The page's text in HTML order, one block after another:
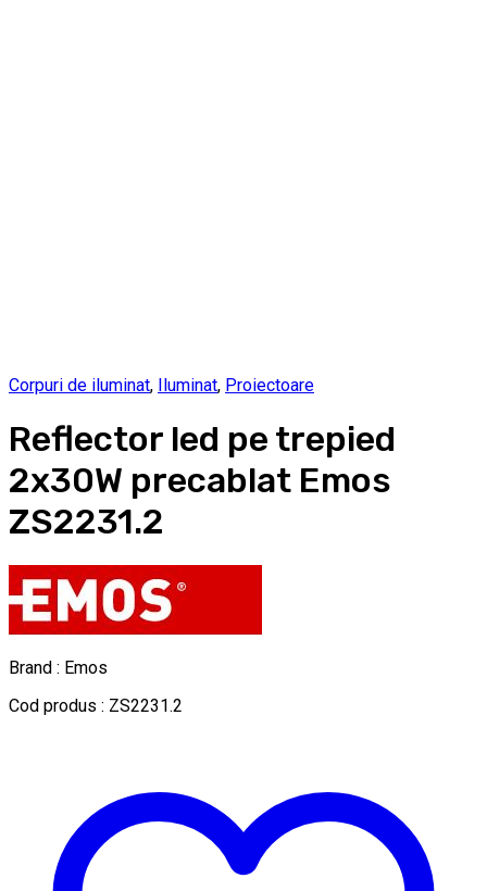
Corpuri de iluminat, Iluminat, Proiectoare
Reflector led pe trepied
2x30W precablat Emos
ZS2231.2
Brand : Emos
Cod produs : ZS2231.2